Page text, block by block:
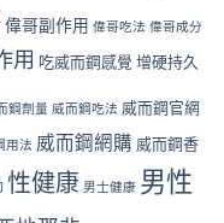
偉哥副作用 偉哥吃法 偉哥成分
用 吃威而鋼感覺 增硬持久
鋼劑量 威而鋼吃法 威而鋼官網
用法 威而鋼網購 威而鋼香
性健康 男士健康 男性